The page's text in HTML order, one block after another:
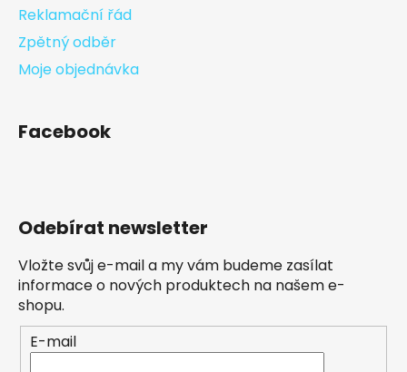
Reklamační řád
Zpětný odběr
Moje objednávka
Facebook
Odebírat newsletter
Vložte svůj e-mail a my vám budeme zasílat
informace o nových produktech na našem e-
shopu.
E-mail